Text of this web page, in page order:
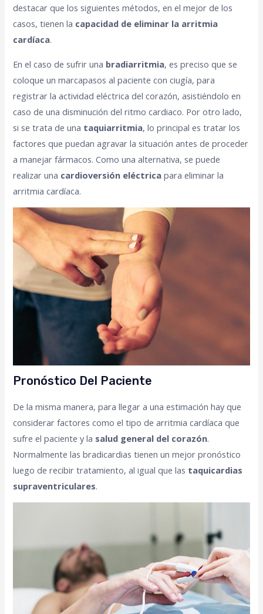
destacar que los siguientes métodos, en el mejor de los
casos, tienen la capacidad de eliminar la arritmia
cardíaca.
En el caso de sufrir una bradiarritmia, es preciso que se
coloque un marcapasos al paciente con ciugía, para
registrar la actividad eléctrica del corazón, asistiéndolo en
caso de una disminución del ritmo cardiaco. Por otro lado,
si se trata de una taquiarritmia, lo principal es tratar los
factores que puedan agravar la situación antes de proceder
a manejar fármacos. Como una alternativa, se puede
realizar una cardioversión eléctrica para eliminar la
arritmia cardíaca.
Pronóstico Del Paciente
De la misma manera, para llegar a una estimación hay que
considerar factores como el tipo de arritmia cardíaca que
sufre el paciente y la salud general del corazón.
Normalmente las bradicardias tienen un mejor pronóstico
luego de recibir tratamiento, al igual que las taquicardias
supraventriculares.